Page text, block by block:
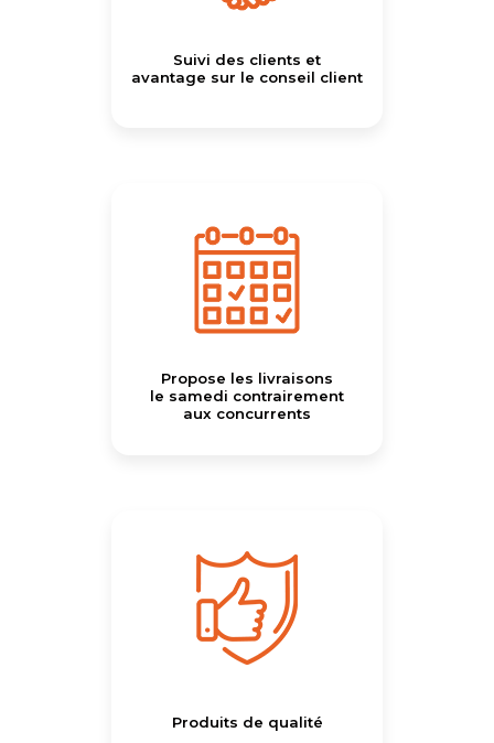
Suivi des clients et
avantage sur le conseil client
Propose les livraisons
le samedi contrairement
aux concurrents
Produits de qualité